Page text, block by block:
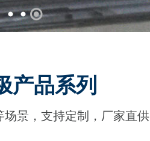
产品系列
场景，支持定制，厂家直供